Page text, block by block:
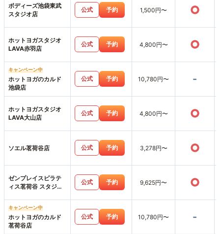
ボディーズ池袋東武
スタジオ店
公式 予約 1,500円〜 ○
ホットヨガスタジオ
LAVA赤羽店
公式 予約 4,800円〜 ○
キャンペーン中
ホットヨガのカルド
池袋店
公式 予約 10,780円〜 -
ホットヨガスタジオ
LAVA大山店
公式 予約 4,800円〜 ○
ソエル茗荷谷店 公式 予約 3,278円〜 ○
ゼンプレイスピラテ
ィス茗荷谷 スタジオ
公式 予約 9,625円〜 ○
キャンペーン中
ホットヨガのカルド
茗荷谷店
公式 予約 10,780円〜 -